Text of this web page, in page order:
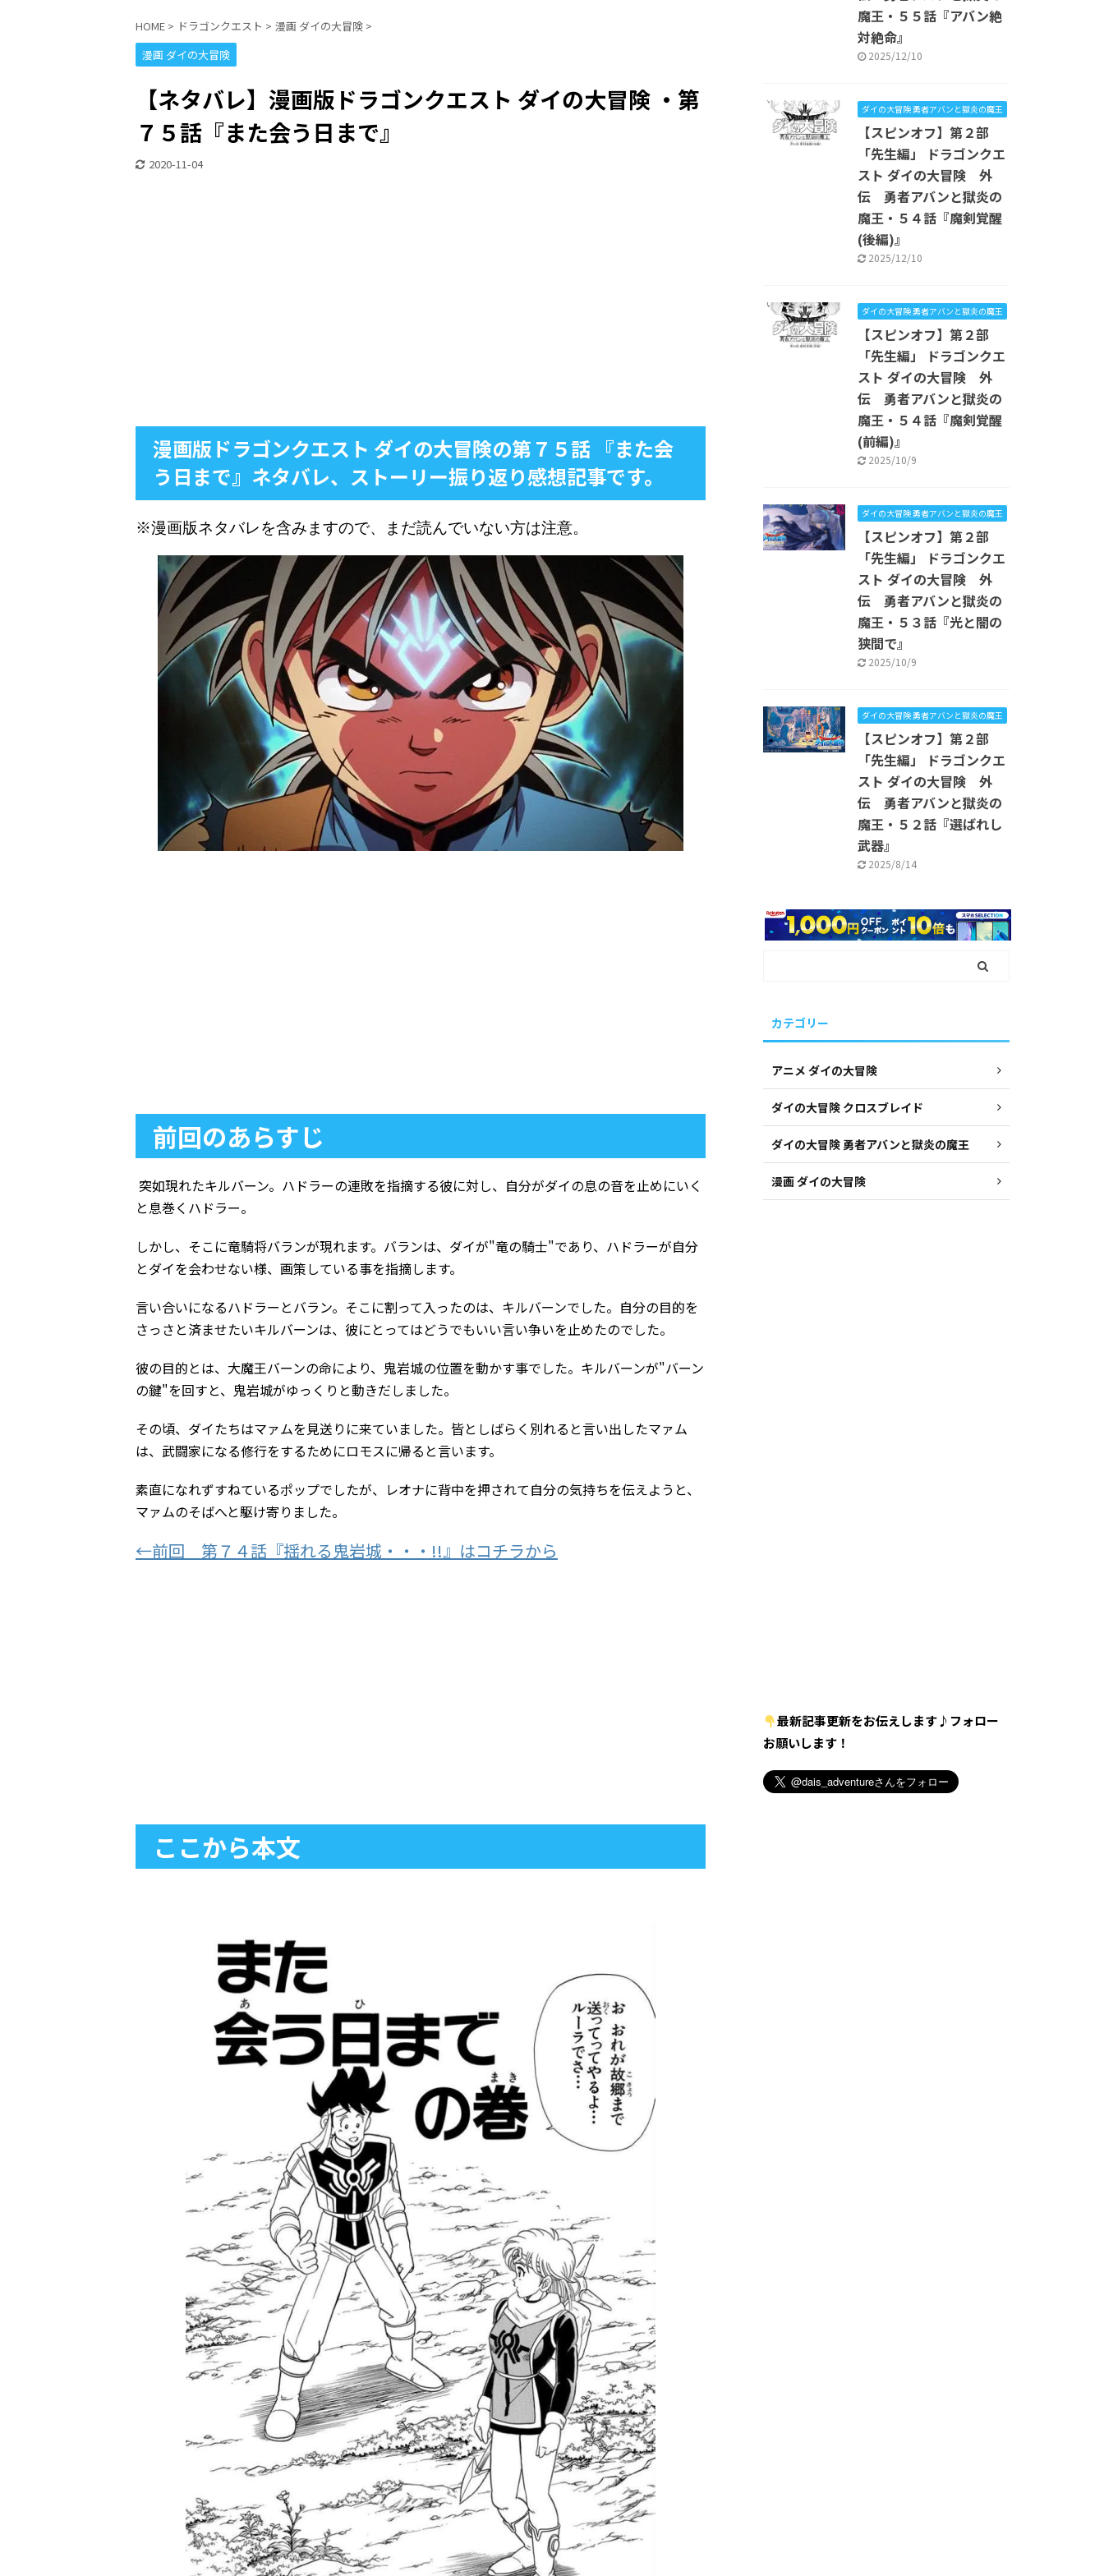
HOME > ドラゴンクエスト > 漫画 ダイの大冒険 >
漫画 ダイの大冒険
【ネタバレ】漫画版ドラゴンクエスト ダイの大冒険 ・第
７５話『また会う日まで』
2020-11-04
漫画版ドラゴンクエスト ダイの大冒険の第７５話 『また会
う日まで』ネタバレ、ストーリー振り返り感想記事です。
※漫画版ネタバレを含みますので、まだ読んでいない方は注意。
前回のあらすじ
突如現れたキルバーン。ハドラーの連敗を指摘する彼に対し、自分がダイの息の音を止めにいく
と息巻くハドラー。
しかし、そこに竜騎将バランが現れます。バランは、ダイが"竜の騎士"であり、ハドラーが自分
とダイを会わせない様、画策している事を指摘します。
言い合いになるハドラーとバラン。そこに割って入ったのは、キルバーンでした。自分の目的を
さっさと済ませたいキルバーンは、彼にとってはどうでもいい言い争いを止めたのでした。
彼の目的とは、大魔王バーンの命により、鬼岩城の位置を動かす事でした。キルバーンが"バーン
の鍵"を回すと、鬼岩城がゆっくりと動きだしました。
その頃、ダイたちはマァムを見送りに来ていました。皆としばらく別れると言い出したマァム
は、武闘家になる修行をするためにロモスに帰ると言います。
素直になれずすねているポップでしたが、レオナに背中を押されて自分の気持ちを伝えようと、
マァムのそばへと駆け寄りました。
←前回 第７４話『揺れる鬼岩城・・・!!』はコチラから
ここから本文
魔王・５５話『アバン絶
対絶命』
2025/12/10
ダイの大冒険 勇者アバンと獄炎の魔王
【スピンオフ】第２部
「先生編」 ドラゴンクエ
スト ダイの大冒険 外
伝 勇者アバンと獄炎の
魔王・５４話『魔剣覚醒
(後編)』
2025/12/10
ダイの大冒険 勇者アバンと獄炎の魔王
【スピンオフ】第２部
「先生編」 ドラゴンクエ
スト ダイの大冒険 外
伝 勇者アバンと獄炎の
魔王・５４話『魔剣覚醒
(前編)』
2025/10/9
ダイの大冒険 勇者アバンと獄炎の魔王
【スピンオフ】第２部
「先生編」 ドラゴンクエ
スト ダイの大冒険 外
伝 勇者アバンと獄炎の
魔王・５３話『光と闇の
狭間で』
2025/10/9
ダイの大冒険 勇者アバンと獄炎の魔王
【スピンオフ】第２部
「先生編」 ドラゴンクエ
スト ダイの大冒険 外
伝 勇者アバンと獄炎の
魔王・５２話『選ばれし
武器』
2025/8/14
カテゴリー
アニメ ダイの大冒険
ダイの大冒険 クロスブレイド
ダイの大冒険 勇者アバンと獄炎の魔王
漫画 ダイの大冒険
最新記事更新をお伝えします♪フォロー
お願いします！